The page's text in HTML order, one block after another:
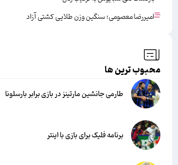
امیررضا معصومی؛ سنگین وزن طلایی کشتی آزاد
محبوب ترین ها
طارمی جانشین مارتینز در بازی برابر بارسلونا
برنامه فلیک برای بازی با اینتر